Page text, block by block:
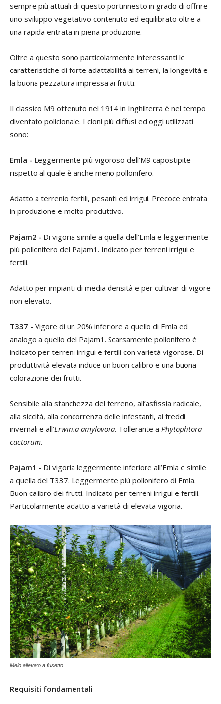
sempre più attuali di questo portinnesto in grado di offrire
uno sviluppo vegetativo contenuto ed equilibrato oltre a
una rapida entrata in piena produzione.
Oltre a questo sono particolarmente interessanti le
caratteristiche di forte adattabilità ai terreni, la longevità e
la buona pezzatura impressa ai frutti.
Il classico M9 ottenuto nel 1914 in Inghilterra è nel tempo
diventato policlonale. I cloni più diffusi ed oggi utilizzati
sono:
Emla - Leggermente più vigoroso dell’M9 capostipite
rispetto al quale è anche meno pollonifero.
Adatto a terrenio fertili, pesanti ed irrigui. Precoce entrata
in produzione e molto produttivo.
Pajam2 - Di vigoria simile a quella dell’Emla e leggermente
più pollonifero del Pajam1. Indicato per terreni irrigui e
fertili.
Adatto per impianti di media densità e per cultivar di vigore
non elevato.
T337 - Vigore di un 20% inferiore a quello di Emla ed
analogo a quello del Pajam1. Scarsamente pollonifero è
indicato per terreni irrigui e fertili con varietà vigorose. Di
produttività elevata induce un buon calibro e una buona
colorazione dei frutti.
Sensibile alla stanchezza del terreno, all’asfissia radicale,
alla siccità, alla concorrenza delle infestanti, ai freddi
invernali e all’Erwinia amylovora. Tollerante a Phytophtora
cactorum.
Pajam1 - Di vigoria leggermente inferiore all’Emla e simile
a quella del T337. Leggermente più pollonifero di Emla.
Buon calibro dei frutti. Indicato per terreni irrigui e fertili.
Particolarmente adatto a varietà di elevata vigoria.
Melo allevato a fusetto
Requisiti fondamentali